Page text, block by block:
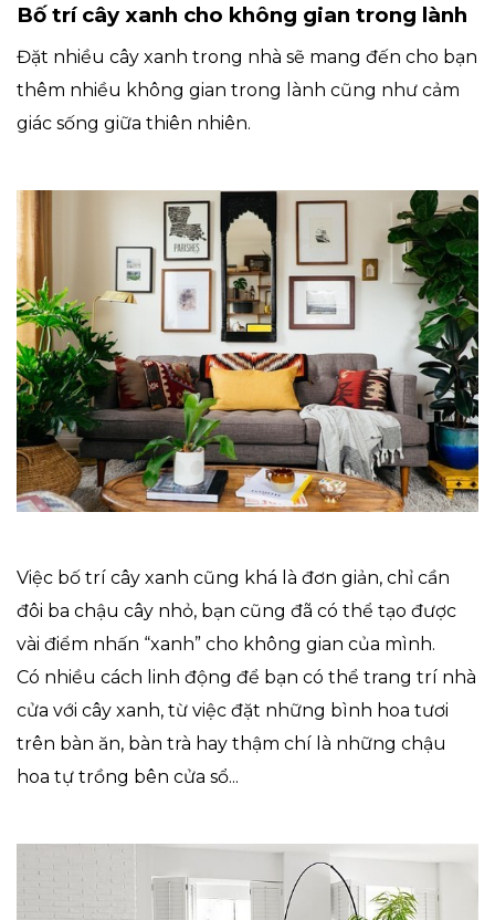
Bố trí cây xanh cho không gian trong lành
Đặt nhiều cây xanh trong nhà sẽ mang đến cho bạn
thêm nhiều không gian trong lành cũng như cảm
giác sống giữa thiên nhiên.
Việc bố trí cây xanh cũng khá là đơn giản, chỉ cần
đôi ba chậu cây nhỏ, bạn cũng đã có thể tạo được
vài điểm nhấn “xanh” cho không gian của mình.
Có nhiều cách linh động để bạn có thể trang trí nhà
cửa với cây xanh, từ việc đặt những bình hoa tươi
trên bàn ăn, bàn trà hay thậm chí là những chậu
hoa tự trồng bên cửa sổ...